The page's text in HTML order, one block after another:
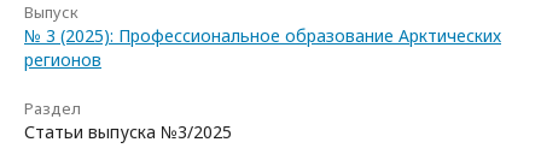
Выпуск
№ 3 (2025): Профессиональное образование Арктических
регионов
Раздел
Статьи выпуска №3/2025